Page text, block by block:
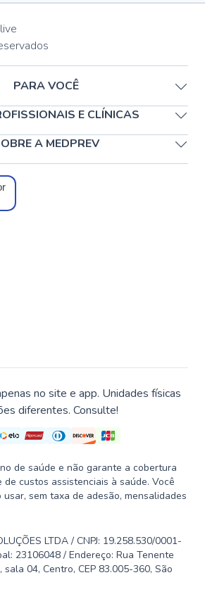
live
PARA VOCÊ
E CLÍNICAS
A MEDPREV
no site e app. Unidades físicas
diferentes. Consulte!
de saúde e não garante a cobertura
custos assistenciais à saúde. Você
sem taxa de adesão, mensalidades
LTDA / CNPJ: 19.258.530/0001-
23106048 / Endereço: Rua Tenente
sala 04, Centro, CEP 83.005-360, São